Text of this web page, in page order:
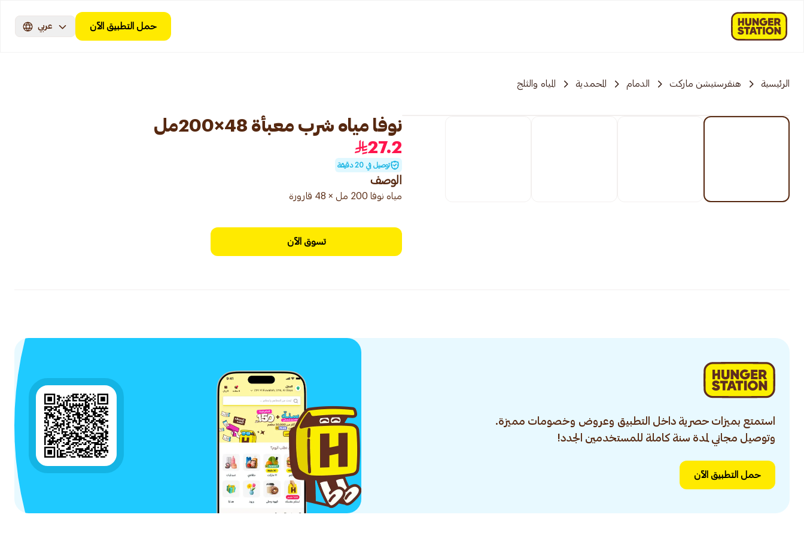
حمل التطبيق الآن عربي
الرئيسية هنقرستيشن ماركت الدمام المحمدية المياه والثلج
نوفا مياه شرب معبأة 48×200مل
27.2
توصيل في 20 دقيقة
الوصف
مياه نوفا 200 مل × 48 قارورة
تسوق الآن
استمتع بميزات حصرية داخل التطبيق وعروض وخصومات مميزة.
وتوصيل مجاني لمدة سنة كاملة للمستخدمين الجدد!
حمل التطبيق الآن